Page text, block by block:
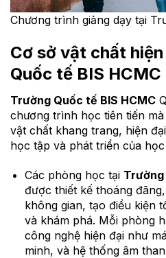
Chương trình giảng dạy tại
Cơ sở vật chất
Quốc tế BIS HCMC
Trường Quốc tế BIS HCMC
chương trình học tiên tiến
vật chất khang trang, hiện
học tập và phát triển của học
Các phòng học tại Trường
được thiết kế thoáng
không gian, tạo điều kiện
và khám phá. Mỗi phòng
công nghệ hiện đại như
minh, và hệ thống âm